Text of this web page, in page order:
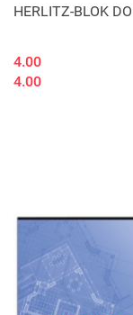
HERLITZ-BLOK
4.00
4.00